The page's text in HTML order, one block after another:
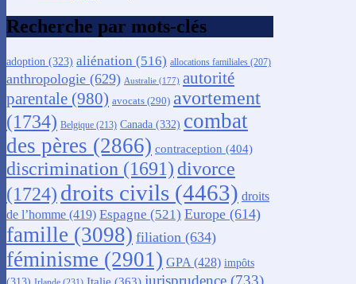
Recherche par mots-clés
adoption (323) aliénation (516) allocations familiales (207)
anthropologie (629) Australie (177) autorité
parentale (980) avocats (290) avortement
(1734) Belgique (213) Canada (332) combat
des pères (2866) contraception (404)
discrimination (1691) divorce
(1724) droits civils (4463) droits
de l’homme (419) Espagne (521) Europe (614)
famille (3098) filiation (634)
féminisme (2901) GPA (428) impôts
jurisprudence (733)